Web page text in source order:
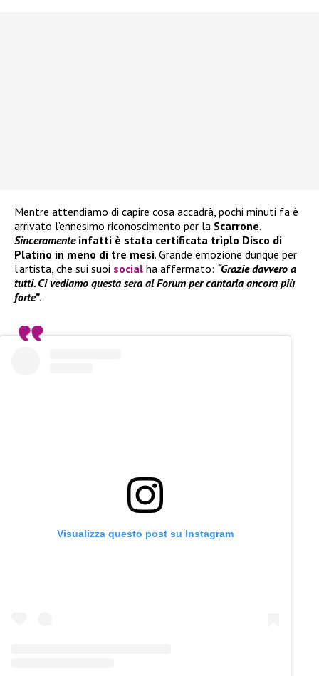
Mentre attendiamo di capire cosa accadrà, pochi minuti fa è
arrivato l’ennesimo riconoscimento per la Scarrone.
Sinceramenteinfatti è stata certificata triplo Disco di
Platino in meno di tre mesi. Grande emozione dunque per
l’artista, che sui suoi social ha affermato: “Grazie davvero a
tutti. Ci vediamo questa sera al Forum per cantarla ancora più
forte”.
Visualizza questo post su Instagram